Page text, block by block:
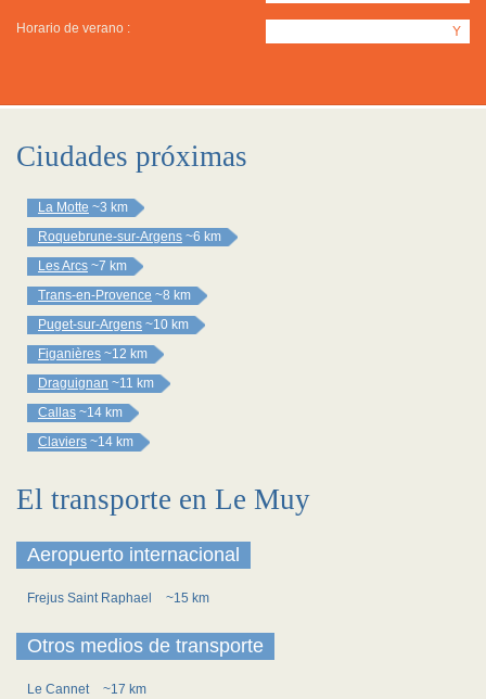
Horario de verano : Y
Ciudades próximas
La Motte ~3 km
Roquebrune-sur-Argens ~6 km
Les Arcs ~7 km
Trans-en-Provence ~8 km
Puget-sur-Argens ~10 km
Figanières ~12 km
Draguignan ~11 km
Callas ~14 km
Claviers ~14 km
El transporte en Le Muy
Aeropuerto internacional
Frejus Saint Raphael ~15 km
Otros medios de transporte
Le Cannet
~17 km